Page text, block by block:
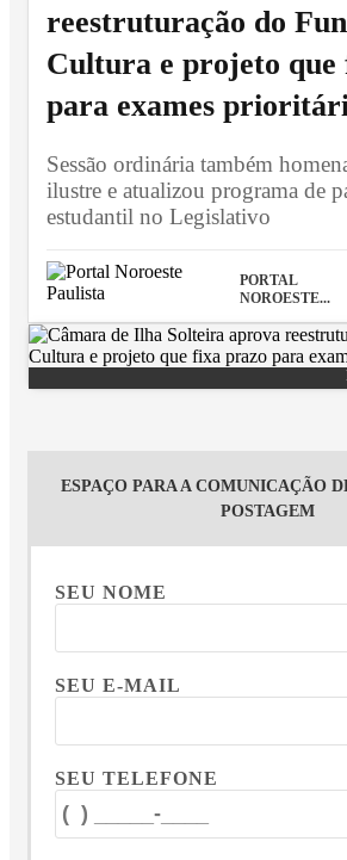
reestruturação do
Cultura e projeto que
para exames
Sessão ordinária também
ilustre e atualizou programa de
estudantil no Legislativo
PORTAL
NOROESTE...
ESPAÇO PARA A COMUNICAÇÃO
POSTAGEM
SEU NOME
SEU E-MAIL
SEU TELEFONE